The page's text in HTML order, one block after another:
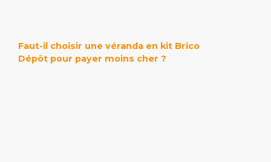
Faut-il choisir une véranda en kit Brico
Dépôt pour payer moins cher ?